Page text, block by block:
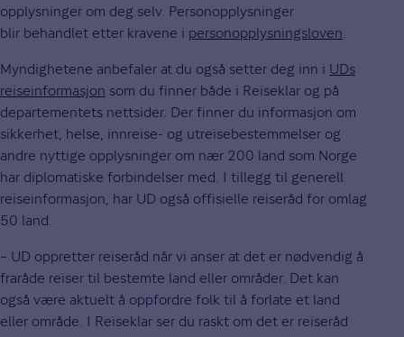
opplysninger om deg selv. Personopplysninger
blir behandlet etter kravene i personopplysningsloven.
Myndighetene anbefaler at du også setter deg inn i UDs
reiseinformasjon som du finner både i Reiseklar og på
departementets nettsider. Der finner du informasjon om
sikkerhet, helse, innreise- og utreisebestemmelser og
andre nyttige opplysninger om nær 200 land som Norge
har diplomatiske forbindelser med. I tillegg til generell
reiseinformasjon, har UD også offisielle reiseråd for omlag
50 land.
– UD oppretter reiseråd når vi anser at det er nødvendig å
fraråde reiser til bestemte land eller områder. Det kan
også være aktuelt å oppfordre folk til å forlate et land
eller område. I Reiseklar ser du raskt om det er reiseråd